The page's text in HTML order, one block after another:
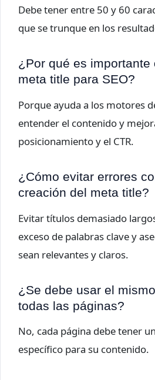
Debe tener entre 50 y 60
que se trunque en los
¿Por qué es importante
meta title para SEO?
Porque ayuda a los motores
entender el contenido y
posicionamiento y el CTR.
¿Cómo evitar errores
creación del meta title?
Evitar títulos demasiado
exceso de palabras clave y
sean relevantes y claros.
¿Se debe usar el
todas las páginas?
No, cada página debe tener
específico para su contenido.